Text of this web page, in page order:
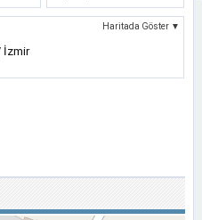
Haritada Göster ▼
İzmir